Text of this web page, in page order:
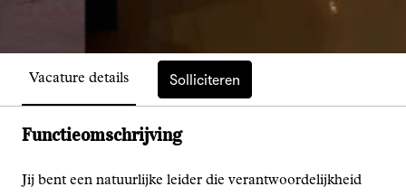
Vacature details Solliciteren
Functieomschrijving
Jij bent een natuurlijke leider die verantwoordelijkheid